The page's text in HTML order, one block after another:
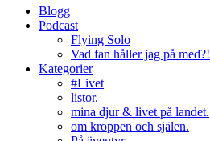
Blogg
Podcast
Flying Solo
Vad fan håller jag på med?!
Kategorier
#Livet
listor.
mina djur & livet på landet.
om kroppen och själen.